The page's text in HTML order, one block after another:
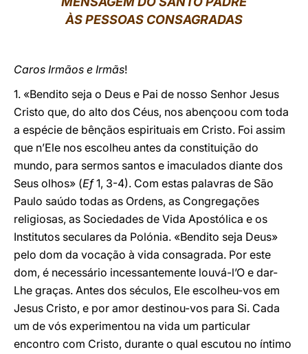
LATINE
ÀS PESSOAS CONSAGRADAS
Caros Irmãos e Irmãs!
1. «Bendito seja o Deus e Pai de nosso Senhor Jesus
Cristo que, do alto dos Céus, nos abençoou com toda
a espécie de bênçãos espirituais em Cristo. Foi assim
que n’Ele nos escolheu antes da constituição do
mundo, para sermos santos e imaculados diante dos
Seus olhos» (Ef1, 3-4). Com estas palavras de São
Paulo saúdo todas as Ordens, as Congregações
religiosas, as Sociedades de Vida Apostólica e os
Institutos seculares da Polónia. «Bendito seja Deus»
pelo dom da vocação à vida consagrada. Por este
dom, é necessário incessantemente louvá-l’O e dar-
Lhe graças. Antes dos séculos, Ele escolheu-vos em
Jesus Cristo, e por amor destinou-vos para Si. Cada
um de vós experimentou na vida um particular
encontro com Cristo, durante o qual escutou no íntimo